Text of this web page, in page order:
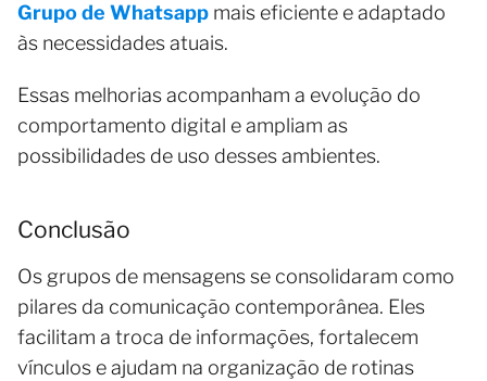
Grupo de Whatsapp mais eficiente e adaptado
às necessidades atuais.
Essas melhorias acompanham a evolução do
comportamento digital e ampliam as
possibilidades de uso desses ambientes.
Conclusão
Os grupos de mensagens se consolidaram como
pilares da comunicação contemporânea. Eles
facilitam a troca de informações, fortalecem
vínculos e ajudam na organização de rotinas